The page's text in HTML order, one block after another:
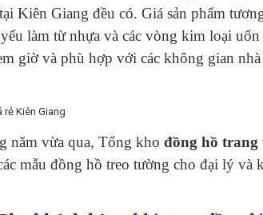
Kiên Giang đều có. Giá sản phẩm
làm từ nhựa và các vòng kim loại
giờ và phù hợp với các không gian
năm vừa qua, Tổng kho đồng hồ
mẫu đồng hồ treo tường cho đại lý và